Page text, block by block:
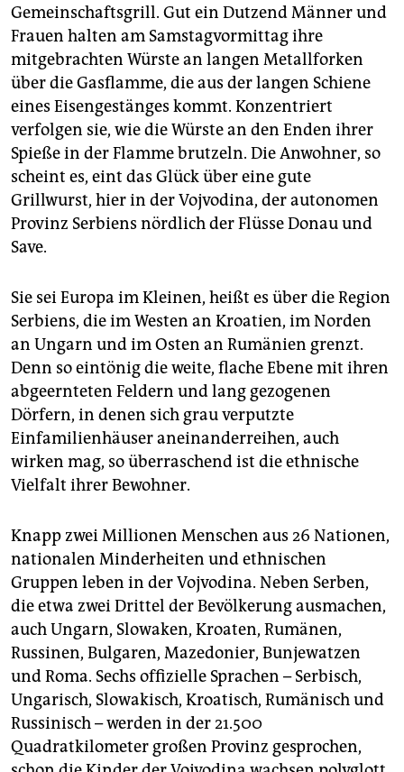
genossenschaft
epaper login
Gemeinschaftsgrill. Gut ein Dutzend Männer und
Frauen halten am Samstagvormittag ihre
mitgebrachten Würste an langen Metallforken
über die Gasflamme, die aus der langen Schiene
eines Eisengestänges kommt. Konzentriert
verfolgen sie, wie die Würste an den Enden ihrer
Spieße in der Flamme brutzeln. Die Anwohner, so
scheint es, eint das Glück über eine gute
Grillwurst, hier in der Vojvodina, der autonomen
Provinz Serbiens nördlich der Flüsse Donau und
Save.
Sie sei Europa im Kleinen, heißt es über die Region
Serbiens, die im Westen an Kroatien, im Norden
an Ungarn und im Osten an Rumänien grenzt.
Denn so eintönig die weite, flache Ebene mit ihren
abgeernteten Feldern und lang gezogenen
Dörfern, in denen sich grau verputzte
Einfamilienhäuser aneinanderreihen, auch
wirken mag, so überraschend ist die ethnische
Vielfalt ihrer Bewohner.
Knapp zwei Millionen Menschen aus 26 Nationen,
nationalen Minderheiten und ethnischen
Gruppen leben in der Vojvodina. Neben Serben,
die etwa zwei Drittel der Bevölkerung ausmachen,
auch Ungarn, Slowaken, Kroaten, Rumänen,
Russinen, Bulgaren, Mazedonier, Bunjewatzen
und Roma. Sechs offizielle Sprachen – Serbisch,
Ungarisch, Slowakisch, Kroatisch, Rumänisch und
Russinisch – werden in der 21.500
Quadratkilometer großen Provinz gesprochen,